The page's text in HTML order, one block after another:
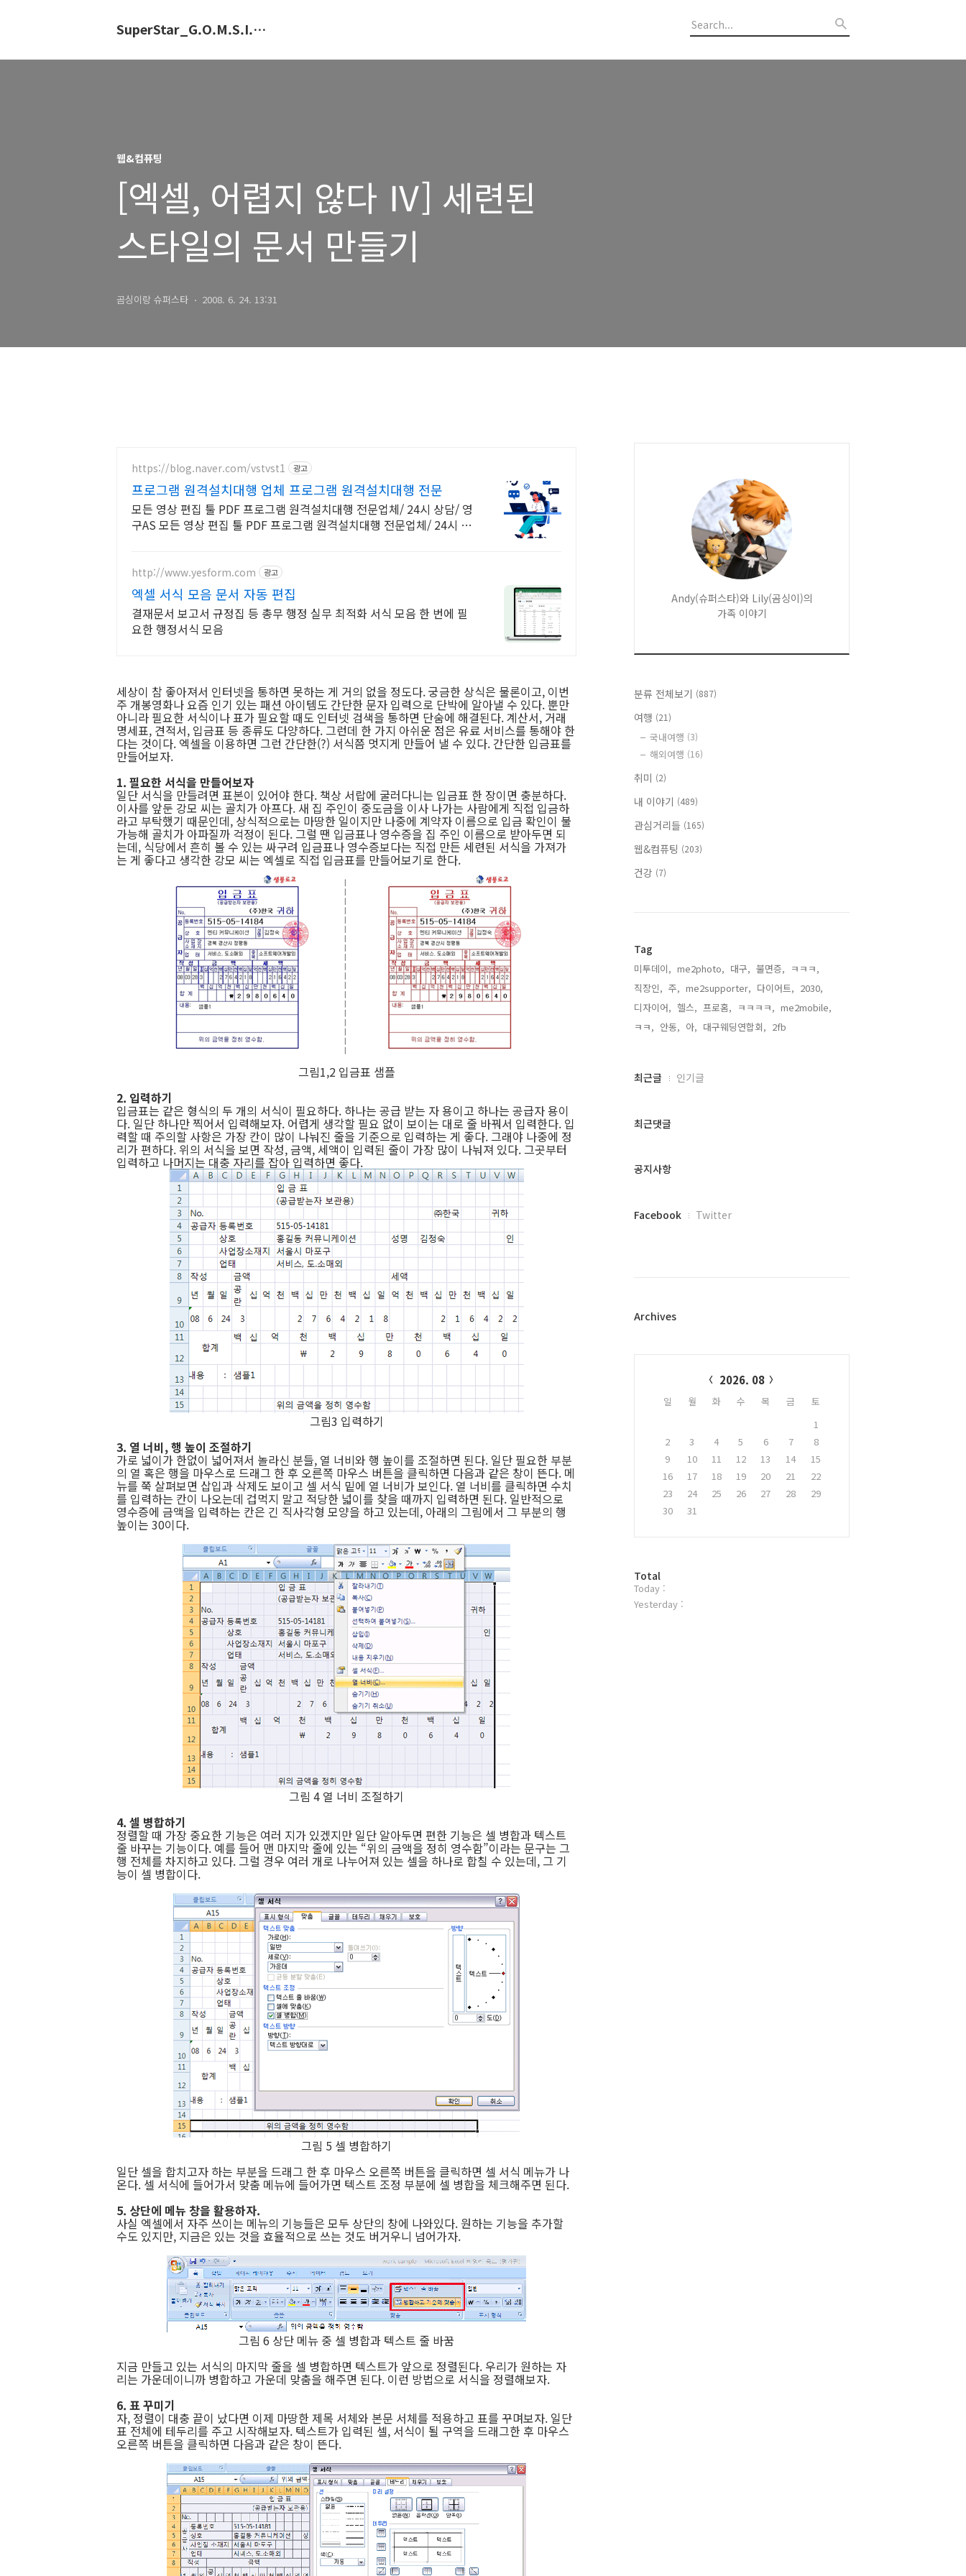
SuperStar_G.O.M.S.I.N.G.E
웹&컴퓨팅
[엑셀, 어렵지 않다 Ⅳ] 세련된
스타일의 문서 만들기
곰싱이랑 슈퍼스타 2008. 6. 24. 13:31
https://blog.naver.com/vstvst1 광고
프로그램 원격설치대행 업체 프로그램 원격설치대행 전문
모든 영상 편집 툴 PDF 프로그램 원격설치대행 전문업체/ 24시 상담/ 영
구AS 모든 영상 편집 툴 PDF 프로그램 원격설치대행 전문업체/ 24시 상
http://www.yesform.com 광고
엑셀 서식 모음 문서 자동 편집
결재문서 보고서 규정집 등 총무 행정 실무 최적화 서식 모음 한 번에 필
요한 행정서식 모음
세상이 참 좋아져서 인터넷을 통하면 못하는 게 거의 없을 정도다. 궁금한 상식은 물론이고, 이번
주 개봉영화나 요즘 인기 있는 패션 아이템도 간단한 문자 입력으로 단박에 알아낼 수 있다. 뿐만
아니라 필요한 서식이나 표가 필요할 때도 인터넷 검색을 통하면 단숨에 해결된다. 계산서, 거래
명세표, 견적서, 입금표 등 종류도 다양하다. 그런데 한 가지 아쉬운 점은 유료 서비스를 통해야 한
다는 것이다. 엑셀을 이용하면 그런 간단한(?) 서식쯤 멋지게 만들어 낼 수 있다. 간단한 입금표를
만들어보자.
1. 필요한 서식을 만들어보자
일단 서식을 만들려면 표본이 있어야 한다. 책상 서랍에 굴러다니는 입금표 한 장이면 충분하다.
이사를 앞둔 강모 씨는 골치가 아프다. 새 집 주인이 중도금을 이사 나가는 사람에게 직접 입금하
라고 부탁했기 때문인데, 상식적으로는 마땅한 일이지만 나중에 계약자 이름으로 입금 확인이 불
가능해 골치가 아파질까 걱정이 된다. 그럴 땐 입금표나 영수증을 집 주인 이름으로 받아두면 되
는데, 식당에서 흔히 볼 수 있는 싸구려 입금표나 영수증보다는 직접 만든 세련된 서식을 가져가
는 게 좋다고 생각한 강모 씨는 엑셀로 직접 입금표를 만들어보기로 한다.
그림1,2 입금표 샘플
2. 입력하기
입금표는 같은 형식의 두 개의 서식이 필요하다. 하나는 공급 받는 자 용이고 하나는 공급자 용이
다. 일단 하나만 찍어서 입력해보자. 어렵게 생각할 필요 없이 보이는 대로 줄 바꿔서 입력한다. 입
력할 때 주의할 사항은 가장 칸이 많이 나눠진 줄을 기준으로 입력하는 게 좋다. 그래야 나중에 정
리가 편하다. 위의 서식을 보면 작성, 금액, 세액이 입력된 줄이 가장 많이 나눠져 있다. 그곳부터
입력하고 나머지는 대충 자리를 잡아 입력하면 좋다.
그림3 입력하기
3. 열 너비, 행 높이 조절하기
가로 넓이가 한없이 넓어져서 놀라신 분들, 열 너비와 행 높이를 조절하면 된다. 일단 필요한 부분
의 열 혹은 행을 마우스로 드래그 한 후 오른쪽 마우스 버튼을 클릭하면 다음과 같은 창이 뜬다. 메
뉴를 쭉 살펴보면 삽입과 삭제도 보이고 셀 서식 밑에 열 너비가 보인다. 열 너비를 클릭하면 수치
를 입력하는 칸이 나오는데 겁먹지 말고 적당한 넓이를 찾을 때까지 입력하면 된다. 일반적으로
영수증에 금액을 입력하는 칸은 긴 직사각형 모양을 하고 있는데, 아래의 그림에서 그 부분의 행
높이는 30이다.
그림 4 열 너비 조절하기
4. 셀 병합하기
정렬할 때 가장 중요한 기능은 여러 지가 있겠지만 일단 알아두면 편한 기능은 셀 병합과 텍스트
줄 바꾸는 기능이다. 예를 들어 맨 마지막 줄에 있는 “위의 금액을 정히 영수함”이라는 문구는 그
행 전체를 차지하고 있다. 그럴 경우 여러 개로 나누어져 있는 셀을 하나로 합칠 수 있는데, 그 기
능이 셀 병합이다.
그림 5 셀 병합하기
일단 셀을 합치고자 하는 부분을 드래그 한 후 마우스 오른쪽 버튼을 클릭하면 셀 서식 메뉴가 나
온다. 셀 서식에 들어가서 맞춤 메뉴에 들어가면 텍스트 조정 부분에 셀 병합을 체크해주면 된다.
5. 상단에 메뉴 창을 활용하자.
사실 엑셀에서 자주 쓰이는 메뉴의 기능들은 모두 상단의 창에 나와있다. 원하는 기능을 추가할
수도 있지만, 지금은 있는 것을 효율적으로 쓰는 것도 버거우니 넘어가자.
그림 6 상단 메뉴 중 셀 병합과 텍스트 줄 바꿈
지금 만들고 있는 서식의 마지막 줄을 셀 병합하면 텍스트가 앞으로 정렬된다. 우리가 원하는 자
리는 가운데이니까 병합하고 가운데 맞춤을 해주면 된다. 이런 방법으로 서식을 정렬해보자.
6. 표 꾸미기
자, 정렬이 대충 끝이 났다면 이제 마땅한 제목 서체와 본문 서체를 적용하고 표를 꾸며보자. 일단
표 전체에 테두리를 주고 시작해보자. 텍스트가 입력된 셀, 서식이 될 구역을 드래그한 후 마우스
오른쪽 버튼을 클릭하면 다음과 같은 창이 뜬다.
Andy(슈퍼스타)와 Lily(곰싱이)의
가족 이야기
분류 전체보기 (887)
여행 (21)
국내여행 (3)
해외여행 (16)
취미 (2)
내 이야기 (489)
관심거리들 (165)
웹&컴퓨팅 (203)
건강 (7)
Tag
미투데이, me2photo, 대구, 불면증, ㅋㅋㅋ,
직장인, 주, me2supporter, 다이어트, 2030,
디자이어, 헬스, 프로홈, ㅋㅋㅋㅋ, me2mobile,
ㅋㅋ, 안동, 아, 대구웨딩연합회, 2fb,
최
과
글
최근글 인기글
최근댓글
공지사항
페
플
Facebook Twitter
Archives
2026. 08
일 월 화 수 목 금
토
1
2
3 4 5 6 7
8
9
10 11 12 13 14
15
16
17 18 19 20 21
22
23
24 25 26 27 28
29
30
31
방
문
자
Total
Today :
Yesterday :